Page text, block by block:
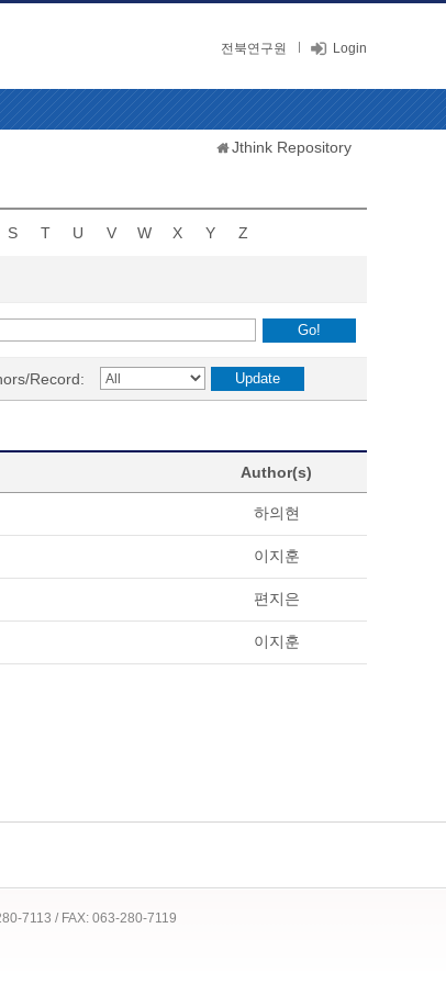
전북연구원 Login
Jthink Repository
S T U V W X Y Z
Record:
Author(s)
하의현
이지훈
편지은
이지훈
7113 / FAX: 063-280-7119